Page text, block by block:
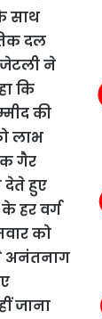
साथ
दल
ने
कि
की
लाभ
गैर
देते हुए
हर वर्ग
को
अनंतनाग
जाना